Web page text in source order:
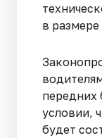
в
передних
условии,
будет